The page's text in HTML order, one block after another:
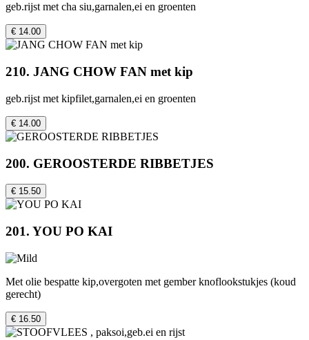
geb.rijst met cha siu,garnalen,ei en groenten
€ 14.00
210. JANG CHOW FAN met kip
geb.rijst met kipfilet,garnalen,ei en groenten
€ 14.00
200. GEROOSTERDE RIBBETJES
€ 15.50
201. YOU PO KAI
Met olie bespatte kip,overgoten met gember knoflookstukjes (koud
gerecht)
€ 16.50